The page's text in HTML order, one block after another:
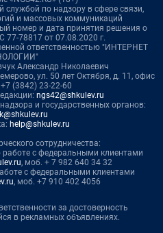
службой по надзору в сфере связи,
и массовых коммуникаций
номер и дата принятия решения о
77-78817 от 07.08.2020 г.
ответственностью "ИНТЕРНЕТ
Александр Николаевич
ул. 50 лет Октября, д. 11, офис
(3842) 23-22-60
ngs42@shkulev.ru
и государственных органов:
help@shkulev.ru
сотрудничества:
с федеральными клиентами
, моб. + 7 982 640 34 32
с федеральными клиентами
, моб. +7 910 402 4056
за достоверность
в рекламных объявлениях.